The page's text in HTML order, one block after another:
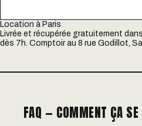
Location à Paris
Livrée et récupérée gratuitement
dès 7h. Comptoir au 8 rue Godillot,
FAQ — COMMENT ÇA